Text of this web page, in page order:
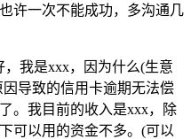
许一次不能成功，多沟通几
我是xxx，因为什么(生意
导致的信用卡逾期无法偿
。我目前的收入是xxx，除
可以用的资金不多。(可以